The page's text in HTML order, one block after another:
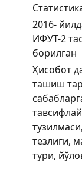
2016-
ИФУТ-2
борилган
Ҳисобот
ташиш
тезлиги,
тури,